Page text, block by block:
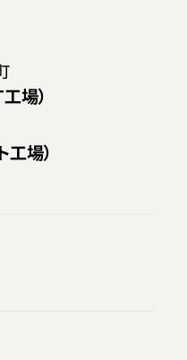
場）
場）